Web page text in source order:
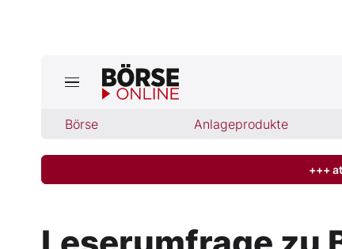
Börse Anlageprodukte
Börse
+++